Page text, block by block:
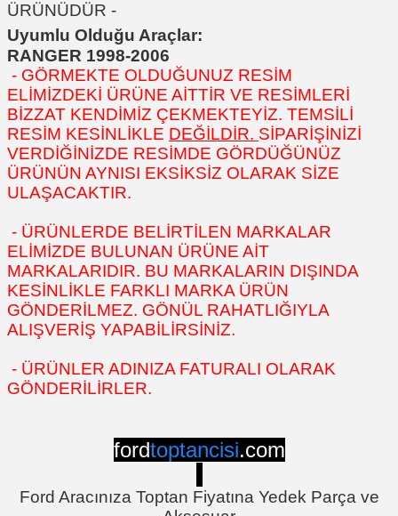
ÜRÜNÜDÜR -
Uyumlu Olduğu Araçlar:
RANGER 1998-2006
- GÖRMEKTE OLDUĞUNUZ RESİM
ELİMİZDEKİ ÜRÜNE AİTTİR VE RESİMLERİ
BİZZAT KENDİMİZ ÇEKMEKTEYİZ. TEMSİLİ
RESİM KESİNLİKLE DEĞİLDİR. SİPARİŞİNİZİ
VERDİĞİNİZDE RESİMDE GÖRDÜĞÜNÜZ
ÜRÜNÜN AYNISI EKSİKSİZ OLARAK SİZE
ULAŞACAKTIR.
- ÜRÜNLERDE BELİRTİLEN MARKALAR
ELİMİZDE BULUNAN ÜRÜNE AİT
MARKALARIDIR. BU MARKALARIN DIŞINDA
KESİNLİKLE FARKLI MARKA ÜRÜN
GÖNDERİLMEZ. GÖNÜL RAHATLIĞIYLA
ALIŞVERİŞ YAPABİLİRSİNİZ.
- ÜRÜNLER ADINIZA FATURALI OLARAK
GÖNDERİLİRLER.
fordtoptancisi.com
Ford Aracınıza Toptan Fiyatına Yedek Parça ve